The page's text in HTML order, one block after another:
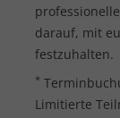
darauf, mit
festzuhalten.
*
Limitierte